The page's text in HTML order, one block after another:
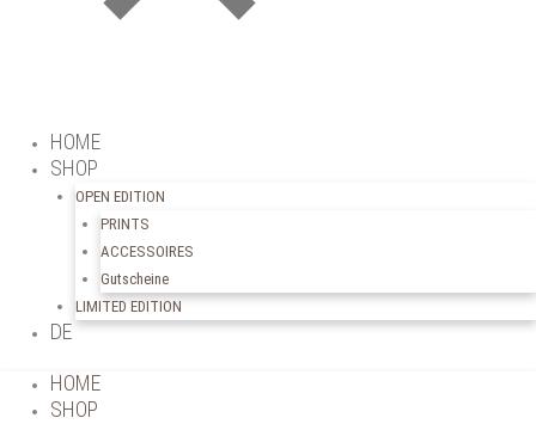
HOME
SHOP
OPEN EDITION
PRINTS
ACCESSOIRES
Gutscheine
LIMITED EDITION
DE
HOME
SHOP